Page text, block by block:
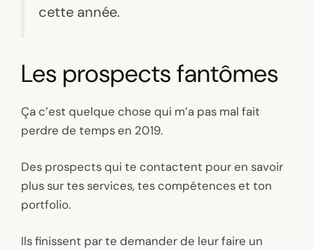
cette année.
Les prospects fantômes
Ça c’est quelque chose qui m’a pas mal fait
perdre de temps en 2019.
Des prospects qui te contactent pour en savoir
plus sur tes services, tes compétences et ton
portfolio.
Ils finissent par te demander de leur faire un